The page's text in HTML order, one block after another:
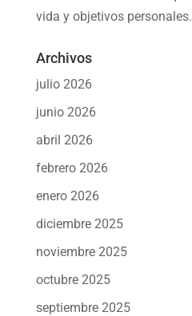
vida y objetivos personales.
Archivos
julio 2026
junio 2026
abril 2026
febrero 2026
enero 2026
diciembre 2025
noviembre 2025
octubre 2025
septiembre 2025